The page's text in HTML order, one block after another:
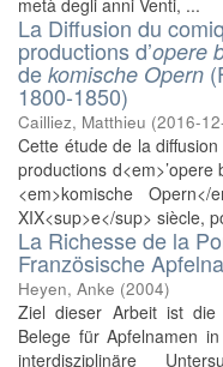
metà degli anni Venti, ...
La Diffusion du
productions d’opere
de komische Opern
1800-1850)
Cailliez, Matthieu (2016-
Cette étude de la
productions d<em>’opere
<em>komische
XIX<sup>e</sup> siècle,
La Richesse de la
Französische
Heyen, Anke (2004)
Ziel dieser Arbeit ist die
Belege für Apfelnamen
interdisziplinäre